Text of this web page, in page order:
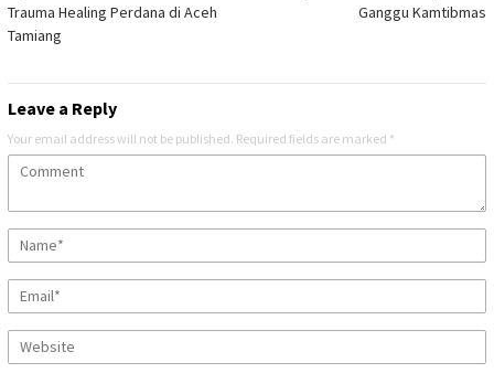
Trauma Healing Perdana di Aceh
Tamiang
Ganggu Kamtibmas
Leave a Reply
Your email address will not be published. Required fields are marked *